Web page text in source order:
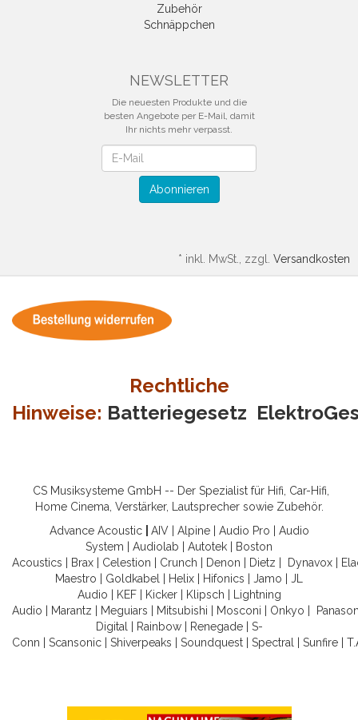
Zubehör
Schnäppchen
NEWSLETTER
Die neuesten Produkte und die
besten Angebote per E-Mail, damit
Ihr nichts mehr verpasst.
Abonnieren
* inkl. MwSt., zzgl. Versandkosten
Rechtliche
Hinweise: Batteriegesetz
CS Musiksysteme GmbH -- Der Spezialist für Hifi, Car-Hifi,
Home Cinema, Verstärker, Lautsprecher sowie Zubehör.
Advance Acoustic
AIV| Alpine| Audio Pro
Audio
System
Audiolab Autotek
Boston
Acoustics
Brax Celestion Crunch Denon Dietz Dynavox
Maestro
Goldkabel Helix Hifonics Jamo
JL
Audio
KEF| Kicker| Klipsch
Lightning
Audio
Marantz Meguiars Mitsubishi Mosconi Onkyo
Digital
Rainbow| Renegade| S-
Conn
Scansonic Shiverpeaks Soundquest Spectral Sunfire